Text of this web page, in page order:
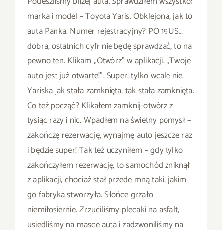
marka i model – Toyota Yaris. Obklejona, jak to
auta Panka. Numer rejestracyjny? PO 19US…
dobra, ostatnich cyfr nie będę sprawdzać, to na
pewno ten. Klikam „Otwórz” w aplikacji. „Twoje
auto jest już otwarte!”. Super, tylko wcale nie.
Yariska jak stała zamknięta, tak stała zamknięta.
Co też począć? Klikałem zamknij-otwórz z
tysiąc razy i nic. Wpadłem na świetny pomysł –
zakończę rezerwację, wynajmę auto jeszcze raz
i będzie super! Tak też uczyniłem – gdy tylko
zakończyłem rezerwację, to samochód zniknął
z aplikacji, chociaż stał przede mną taki, jakim
go fabryka stworzyła. Słońce grzało
niemiłosiernie. Zrzuciliśmy plecaki na asfalt,
usiedliśmy na masce auta i zadzwoniliśmy na